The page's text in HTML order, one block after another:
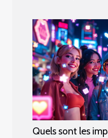
Quels sont les